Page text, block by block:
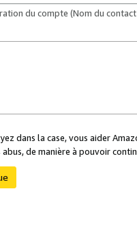
du compte (Nom du
dans la case, vous aider
de manière à pouvoir